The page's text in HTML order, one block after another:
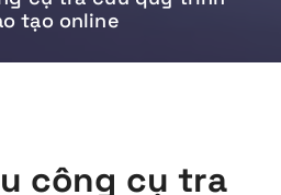
tạo online
công cụ tra